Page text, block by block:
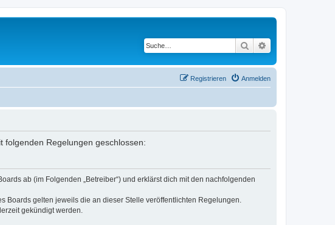
Suche
Anmelden
Registrieren
folgenden Regelungen geschlossen:
ab (im Folgenden „Betreiber“) und erklärst dich mit den nachfolgenden
Boards gelten jeweils die an dieser Stelle veröffentlichten Regelungen.
gekündigt werden.